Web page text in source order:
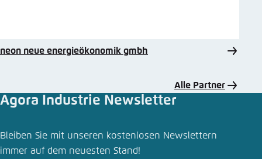
neon neue energieökonomik gmbh
Alle Partner
Wie weiter nach dem Strompreispaket? Drei
wichtige Schritte für günstigeren Industriestrom
Agora Industrie Newsletter
Bleiben Sie mit unseren kostenlosen Newslettern
immer auf dem neuesten Stand!